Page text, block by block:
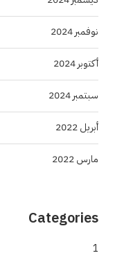
نوفمبر 2024
أكتوبر 2024
سبتمبر 2024
أبريل 2022
مارس 2022
Categories
1